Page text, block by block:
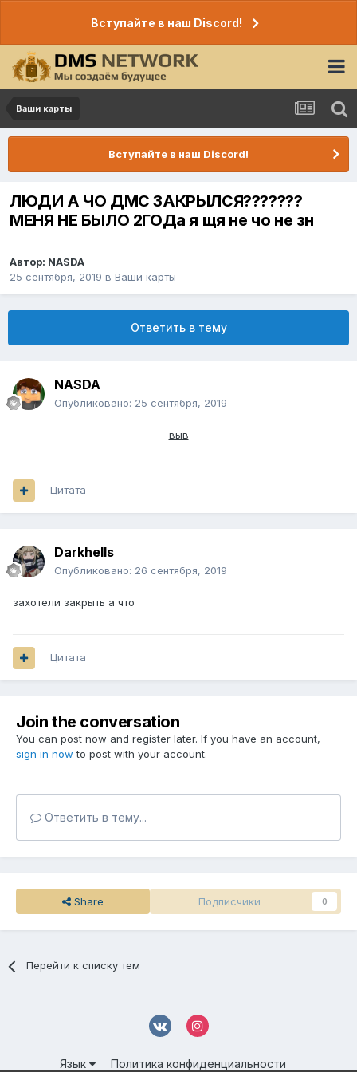
Вступайте в наш Discord!
Ваши карты
Вступайте в наш Discord!
ЛЮДИ А ЧО ДМС ЗАКРЫЛСЯ???????
МЕНЯ НЕ БЫЛО 2ГОДа я щя не чо не зн
Автор: NASDA
25 сентября, 2019 в Ваши карты
Ответить в тему
NASDA
Опубликовано: 25 сентября, 2019
выв
Цитата
Darkhells
Опубликовано: 26 сентября, 2019
захотели закрыть а что
Цитата
Join the conversation
You can post now and register later. If you have an account,
sign in now to post with your account.
Ответить в тему...
Share Подписчики 0
Перейти к списку тем
Язык Политика конфиденциальности